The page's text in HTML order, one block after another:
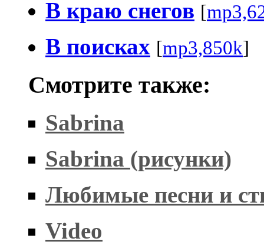
В краю снегов [
В поисках [mp3,850k]
Смотрите также:
Sabrina
Sabrina (рисунки)
Любимые песни и
Video